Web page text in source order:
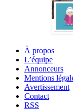
À propos
L’équipe
Annonceurs
Mentions
Avertissement
Contact
RSS